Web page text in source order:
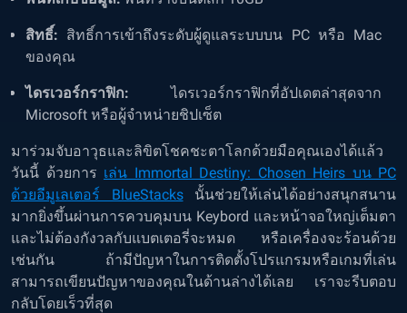
สิทธิ์: สิทธิ์การเข้าถึงระดับผู้ดูแลระบบบน PC หรือ Mac
ของคุณ
ไดรเวอร์กราฟิก: ไดรเวอร์กราฟิกที่อัปเดตล่าสุดจาก
Microsoft หรือผู้จำหน่ายชิปเซ็ต
มาร่วมจับอาวุธและลิขิตโชคชะตาโลกด้วยมือคุณเองได้แล้ว
วันนี้ ด้วยการ เล่น Immortal Destiny: Chosen Heirs บน PC
ด้วยอีมูเลเตอร์ BlueStacksนั้นช่วยให้เล่นได้อย่างสนุกสนาน
มากยิ่งขึ้นผ่านการควบคุมบน Keybord และหน้าจอใหญ่เต็มตา
และไม่ต้องกังวลกับแบตเตอรี่จะหมด หรือเครื่องจะร้อนด้วย
เช่นกัน ถ้ามีปัญหาในการติดตั้งโปรแกรมหรือเกมที่เล่น
สามารถเขียนปัญหาของคุณในด้านล่างได้เลย เราจะรีบตอบ
กลับโดยเร็วที่สุด